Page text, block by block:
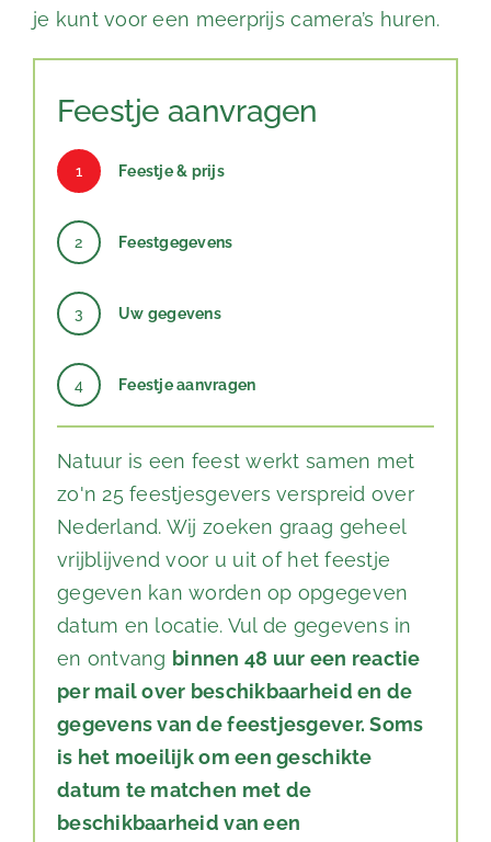
je kunt voor een meerprijs camera’s huren.
Feestje aanvragen
1 Feestje & prijs
2 Feestgegevens
3 Uw gegevens
4 Feestje aanvragen
Natuur is een feest werkt samen met
zo'n 25 feestjesgevers verspreid over
Nederland. Wij zoeken graag geheel
vrijblijvend voor u uit of het feestje
gegeven kan worden op opgegeven
datum en locatie. Vul de gegevens in
en ontvang binnen 48 uur een reactie
per mail over beschikbaarheid en de
gegevens van de feestjesgever. Soms
is het moeilijk om een geschikte
datum te matchen met de
beschikbaarheid van een